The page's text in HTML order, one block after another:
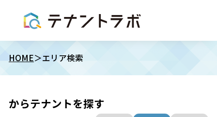
HOME エリア検索
からテナントを探す